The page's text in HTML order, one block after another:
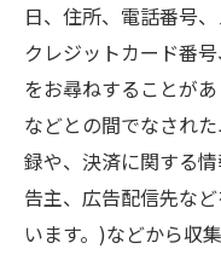
日、住所、電話番号
クレジットカード番
をお尋ねすることが
などとの間でなされ
録や、決済に関する
告主、広告配信先な
います。)などから収